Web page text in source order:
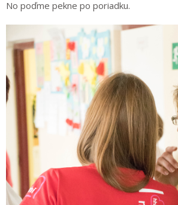
No poďme pekne po poriadku.